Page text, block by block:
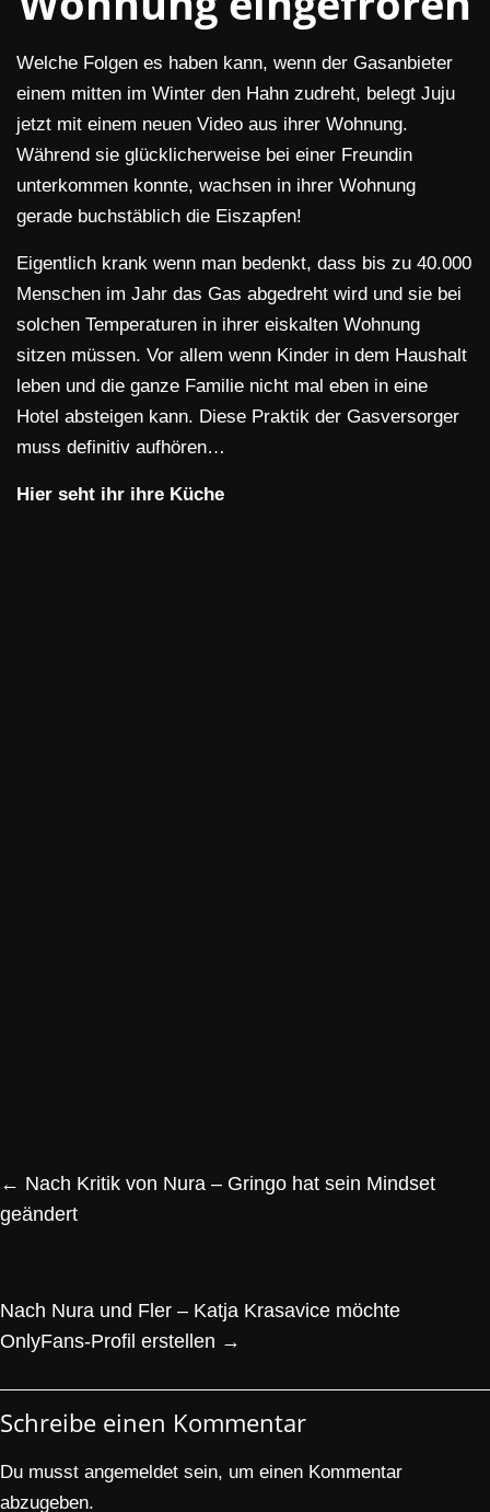
Welche Folgen es haben kann, wenn der Gasanbieter
einem mitten im Winter den Hahn zudreht, belegt Juju
jetzt mit einem neuen Video aus ihrer Wohnung.
Während sie glücklicherweise bei einer Freundin
unterkommen konnte, wachsen in ihrer Wohnung
gerade buchstäblich die Eiszapfen!
Eigentlich krank wenn man bedenkt, dass bis zu 40.000
Menschen im Jahr das Gas abgedreht wird und sie bei
solchen Temperaturen in ihrer eiskalten Wohnung
sitzen müssen. Vor allem wenn Kinder in dem Haushalt
leben und die ganze Familie nicht mal eben in eine
Hotel absteigen kann. Diese Praktik der Gasversorger
muss definitiv aufhören…
Hier seht ihr ihre Küche
← Nach Kritik von Nura – Gringo hat sein Mindset
geändert
Nach Nura und Fler – Katja Krasavice möchte
OnlyFans-Profil erstellen →
Schreibe einen Kommentar
Du musst angemeldet sein, um einen Kommentar
abzugeben.